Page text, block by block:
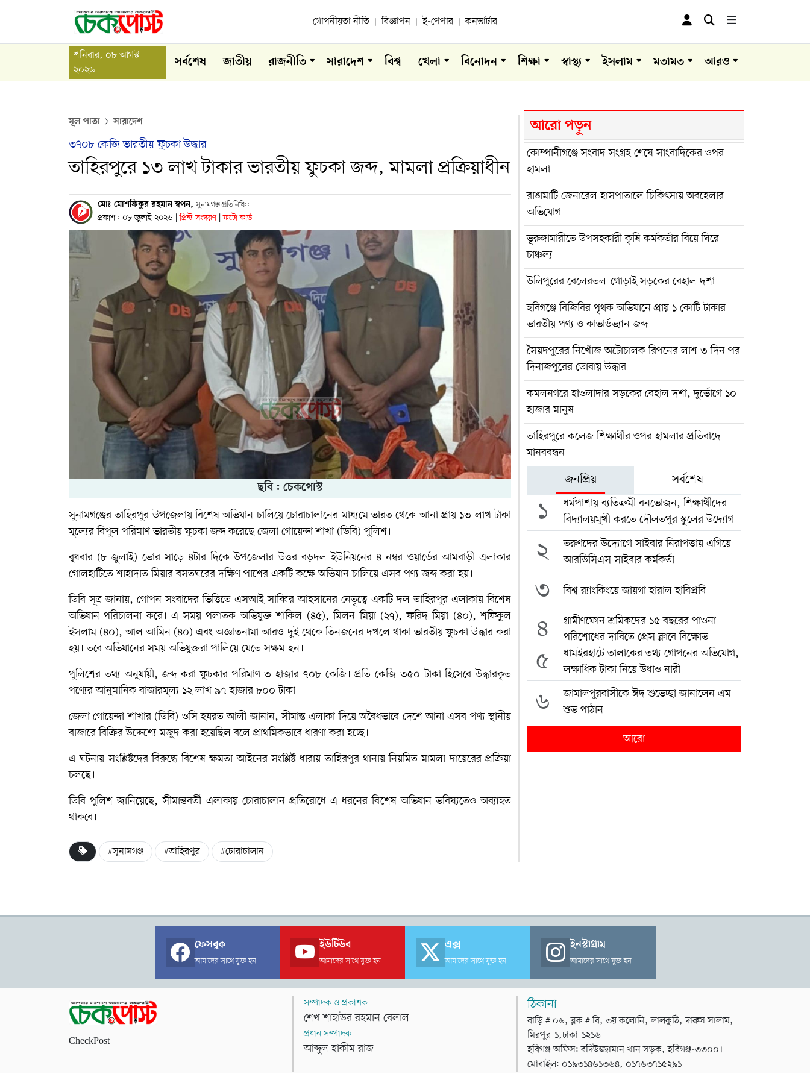
গোপনীয়তা নীতি বিজ্ঞাপন ই-পেপার কনভার্টার
শনিবার, ০৮ আগস্ট
২০২৬
সর্বশেষ জাতীয় রাজনীতি সারাদেশ বিশ্ব খেলা বিনোদন শিক্ষা স্বাস্থ্য ইসলাম মতামত আরও
মূল পাতা সারাদেশ
৩৭০৮ কেজি ভারতীয় ফুচকা উদ্ধার
তাহিরপুরে ১৩ লাখ টাকার ভারতীয় ফুচকা জব্দ, মামলা প্রক্রিয়াধীন
মোঃ মোশফিকুর রহমান স্বপন,সুনামগঞ্জ প্রতিনিধি::
প্রকাশ : ০৮ জুলাই ২০২৬ | প্রিন্ট সংস্করণ | ফটো কার্ড
ছবি : চেকপোস্ট
সুনামগঞ্জের তাহিরপুর উপজেলায় বিশেষ অভিযান চালিয়ে চোরাচালানের মাধ্যমে ভারত থেকে আনা প্রায় ১৩ লাখ টাকা
মূল্যের বিপুল পরিমাণ ভারতীয় ফুচকা জব্দ করেছে জেলা গোয়েন্দা শাখা (ডিবি) পুলিশ।
বুধবার (৮ জুলাই) ভোর সাড়ে ৪টার দিকে উপজেলার উত্তর বড়দল ইউনিয়নের ৪ নম্বর ওয়ার্ডের আমবাড়ী এলাকার
গোলহাটিতে শাহাদাত মিয়ার বসতঘরের দক্ষিণ পাশের একটি কক্ষে অভিযান চালিয়ে এসব পণ্য জব্দ করা হয়।
ডিবি সূত্র জানায়, গোপন সংবাদের ভিত্তিতে এসআই সাব্বির আহসানের নেতৃত্বে একটি দল তাহিরপুর এলাকায় বিশেষ
অভিযান পরিচালনা করে। এ সময় পলাতক অভিযুক্ত শাকিল (৪৫), মিলন মিয়া (২৭), ফরিদ মিয়া (৪০), শফিকুল
ইসলাম (৪০), আল আমিন (৪০) এবং অজ্ঞাতনামা আরও দুই থেকে তিনজনের দখলে থাকা ভারতীয় ফুচকা উদ্ধার করা
হয়। তবে অভিযানের সময় অভিযুক্তরা পালিয়ে যেতে সক্ষম হন।
পুলিশের তথ্য অনুযায়ী, জব্দ করা ফুচকার পরিমাণ ৩ হাজার ৭০৮ কেজি। প্রতি কেজি ৩৫০ টাকা হিসেবে উদ্ধারকৃত
পণ্যের আনুমানিক বাজারমূল্য ১২ লাখ ৯৭ হাজার ৮০০ টাকা।
জেলা গোয়েন্দা শাখার (ডিবি) ওসি হযরত আলী জানান, সীমান্ত এলাকা দিয়ে অবৈধভাবে দেশে আনা এসব পণ্য স্থানীয়
বাজারে বিক্রির উদ্দেশ্যে মজুদ করা হয়েছিল বলে প্রাথমিকভাবে ধারণা করা হচ্ছে।
এ ঘটনায় সংশ্লিষ্টদের বিরুদ্ধে বিশেষ ক্ষমতা আইনের সংশ্লিষ্ট ধারায় তাহিরপুর থানায় নিয়মিত মামলা দায়েরের প্রক্রিয়া
চলছে।
ডিবি পুলিশ জানিয়েছে, সীমান্তবর্তী এলাকায় চোরাচালান প্রতিরোধে এ ধরনের বিশেষ অভিযান ভবিষ্যতেও অব্যাহত
থাকবে।
#সুনামগঞ্জ #তাহিরপুর #চোরাচালান
আরো পড়ুন
কোম্পানীগঞ্জে সংবাদ সংগ্রহ শেষে সাংবাদিকের ওপর
হামলা
রাঙামাটি জেনারেল হাসপাতালে চিকিৎসায় অবহেলার
অভিযোগ
ভূরুঙ্গামারীতে উপসহকারী কৃষি কর্মকর্তার বিয়ে ঘিরে
চাঞ্চল্য
উলিপুরের বেলেরতল-গোড়াই সড়কের বেহাল দশা
হবিগঞ্জে বিজিবির পৃথক অভিযানে প্রায় ১ কোটি টাকার
ভারতীয় পণ্য ও কাভার্ডভ্যান জব্দ
সৈয়দপুরের নিখোঁজ অটোচালক রিপনের লাশ ৩ দিন পর
দিনাজপুরের ডোবায় উদ্ধার
কমলনগরে হাওলাদার সড়কের বেহাল দশা, দুর্ভোগে ১০
হাজার মানুষ
তাহিরপুরে কলেজ শিক্ষার্থীর ওপর হামলার প্রতিবাদে
মানববন্ধন
জনপ্রিয় সর্বশেষ
১
ধর্মপাশায় ব্যতিক্রমী বনভোজন, শিক্ষার্থীদের
বিদ্যালয়মুখী করতে দৌলতপুর স্কুলের উদ্যোগ
২
তরুণদের উদ্যোগে সাইবার নিরাপত্তায় এগিয়ে
আরডিসিএস সাইবার কর্মকর্তা
৩ বিশ্ব র‍্যাংকিংয়ে জায়গা হারাল হাবিপ্রবি
৪
গ্রামীণফোন শ্রমিকদের ১৫ বছরের পাওনা
পরিশোধের দাবিতে প্রেস ক্লাবে বিক্ষোভ
৫
ধামইরহাটে তালাকের তথ্য গোপনের অভিযোগ,
লক্ষাধিক টাকা নিয়ে উধাও নারী
৬
জামালপুরবাসীকে ঈদ শুভেচ্ছা জানালেন এম
শুভ পাঠান
আরো
ফেসবুক
আমাদের সাথে যুক্ত হন
ইউটিউব
আমাদের সাথে যুক্ত হন
এক্স
আমাদের সাথে যুক্ত হন
ইনস্টাগ্রাম
আমাদের সাথে যুক্ত হন
CheckPost
সম্পাদক ও প্রকাশক
শেখ শাহাউর রহমান বেলাল
প্রধান সম্পাদক
আব্দুল হাকীম রাজ
ঠিকানা
বাড়ি # ০৬, ব্লক # বি, ৩য় কলোনি, লালকুঠি, দারুস সালাম,
মিরপুর-১,ঢাকা-১২১৬
হবিগঞ্জ অফিস: বদিউজ্জামান খান সড়ক, হবিগঞ্জ-৩৩০০।
মোবাইল: ০১৯৩১৪৬১৩৬৪, ০১৭৬৩৭১৫২৯১